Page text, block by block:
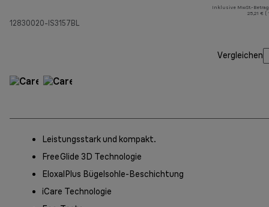
12830020-IS3157BL
Inklusive MwSt.-
25,21 € (
Vergleichen
Leistungsstark und kompakt.
FreeGlide 3D Technologie
EloxalPlus Bügelsohle-Beschichtung
iCare Technologie